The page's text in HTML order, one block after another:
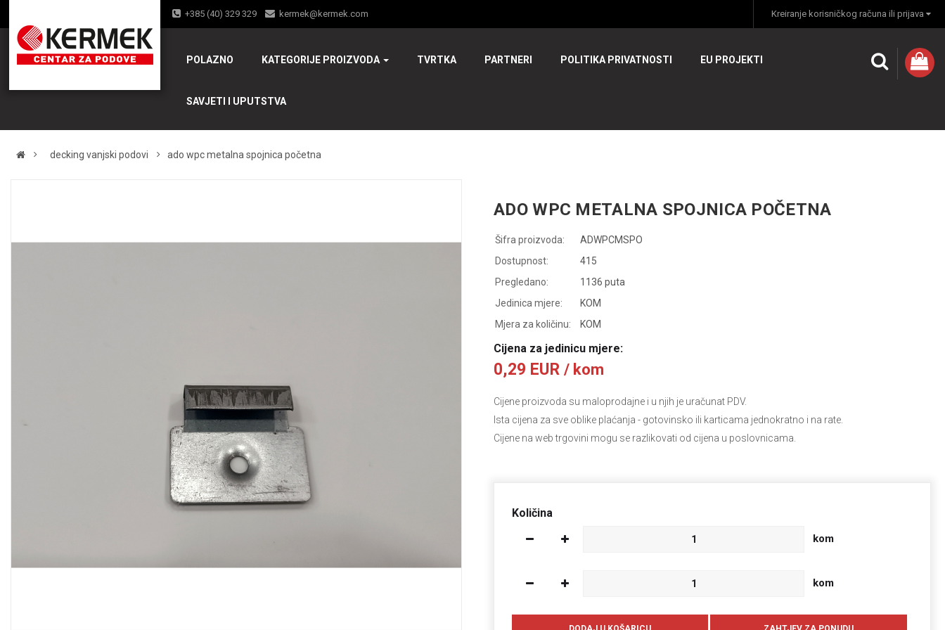
+385 (40) 329 329 kermek@kermek.com Kreiranje korisničkog računa ili prijava
POLAZNO KATEGORIJE PROIZVODA TVRTKA PARTNERI POLITIKA PRIVATNOSTI EU PROJEKTI
SAVJETI I UPUTSTVA
decking vanjski podovi ado wpc metalna spojnica početna
ADO WPC METALNA SPOJNICA POČETNA
Šifra proizvoda:
ADWPCMSPO
Dostupnost:
415
Pregledano:
1136 puta
Jedinica mjere:
KOM
Mjera za količinu:
KOM
Cijena za jedinicu mjere:
0,29 EUR / kom
Cijene proizvoda su maloprodajne i u njih je uračunat PDV.
Ista cijena za sve oblike plaćanja - gotovinsko ili karticama jednokratno i na rate.
Cijene na web trgovini mogu se razlikovati od cijena u poslovnicama.
Količina
kom
kom